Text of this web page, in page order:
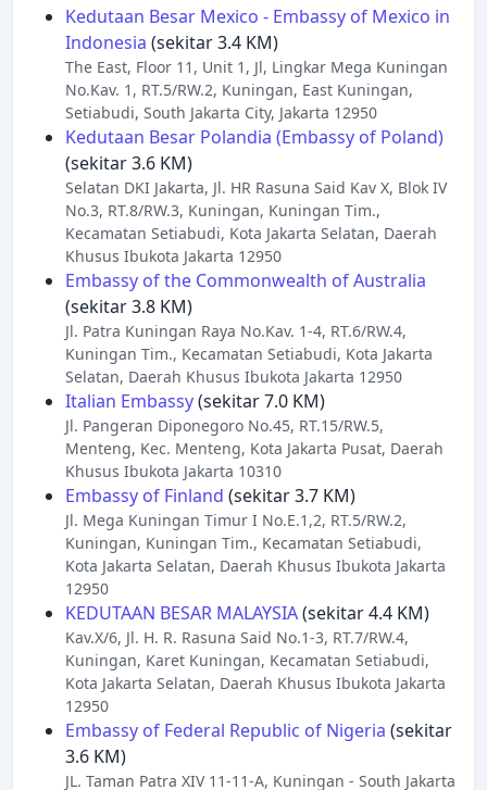
Kedutaan Besar Mexico - Embassy of Mexico in
Indonesia (sekitar 3.4 KM)
The East, Floor 11, Unit 1, Jl, Lingkar Mega Kuningan
No.Kav. 1, RT.5/RW.2, Kuningan, East Kuningan,
Setiabudi, South Jakarta City, Jakarta 12950
Kedutaan Besar Polandia (Embassy of Poland)
(sekitar 3.6 KM)
Selatan DKI Jakarta, Jl. HR Rasuna Said Kav X, Blok IV
No.3, RT.8/RW.3, Kuningan, Kuningan Tim.,
Kecamatan Setiabudi, Kota Jakarta Selatan, Daerah
Khusus Ibukota Jakarta 12950
Embassy of the Commonwealth of Australia
(sekitar 3.8 KM)
Jl. Patra Kuningan Raya No.Kav. 1-4, RT.6/RW.4,
Kuningan Tim., Kecamatan Setiabudi, Kota Jakarta
Selatan, Daerah Khusus Ibukota Jakarta 12950
Italian Embassy(sekitar 7.0 KM)
Jl. Pangeran Diponegoro No.45, RT.15/RW.5,
Menteng, Kec. Menteng, Kota Jakarta Pusat, Daerah
Khusus Ibukota Jakarta 10310
Embassy of Finland (sekitar 3.7 KM)
Jl. Mega Kuningan Timur I No.E.1,2, RT.5/RW.2,
Kuningan, Kuningan Tim., Kecamatan Setiabudi,
Kota Jakarta Selatan, Daerah Khusus Ibukota Jakarta
12950
KEDUTAAN BESAR MALAYSIA(sekitar 4.4 KM)
Kav.X/6, Jl. H. R. Rasuna Said No.1-3, RT.7/RW.4,
Kuningan, Karet Kuningan, Kecamatan Setiabudi,
Kota Jakarta Selatan, Daerah Khusus Ibukota Jakarta
12950
Embassy of Federal Republic of Nigeria (sekitar
3.6 KM)
JL. Taman Patra XIV 11-11-A, Kuningan - South Jakarta